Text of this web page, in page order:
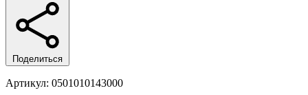
Поделиться
Артикул: 0501010143000